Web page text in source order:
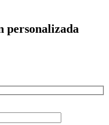
personalizada